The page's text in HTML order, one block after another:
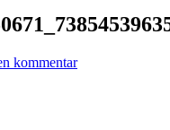
kommentar